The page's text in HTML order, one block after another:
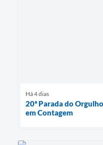
Há 4 dias
20ª Parada do
em Contagem